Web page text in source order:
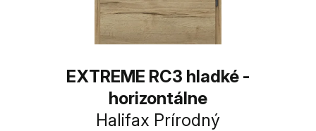
EXTREME RC3 hladké -
horizontálne
Halifax Prírodný